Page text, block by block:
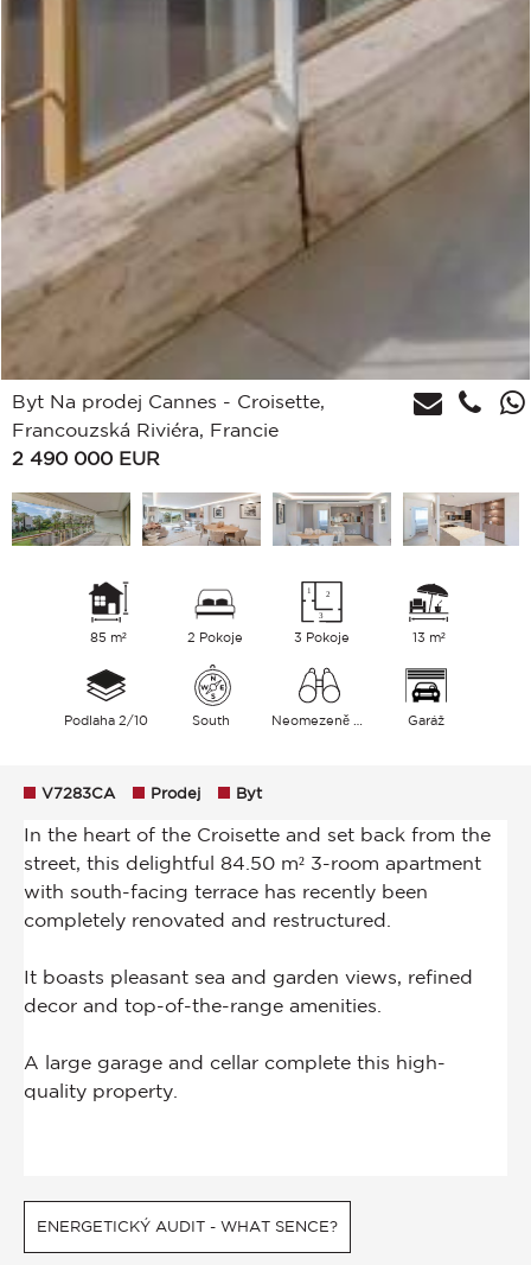
Byt Na prodej Cannes - Croisette,
Francouzská Riviéra, Francie
2 490 000 EUR
85 m² 2 Pokoje 3 Pokoje 13 m²
Podlaha 2/10 South Garáž
V7283CA Prodej Byt
ENERGETICKÝ AUDIT - WHAT SENCE?